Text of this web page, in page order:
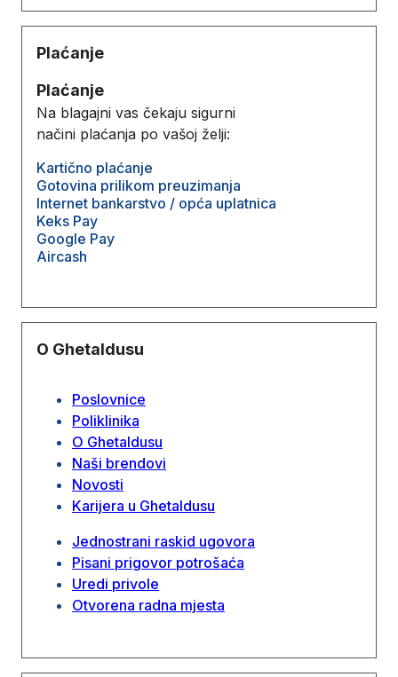
Plaćanje
Plaćanje
Na blagajni vas čekaju sigurni
načini plaćanja po vašoj želji:
Kartično plaćanje
Gotovina prilikom preuzimanja
Internet bankarstvo / opća uplatnica
Keks Pay
Google Pay
Aircash
O Ghetaldusu
Poslovnice
Poliklinika
O Ghetaldusu
Naši brendovi
Novosti
Karijera u Ghetaldusu
Jednostrani raskid ugovora
Pisani prigovor potrošaća
Uredi privole
Otvorena radna mjesta